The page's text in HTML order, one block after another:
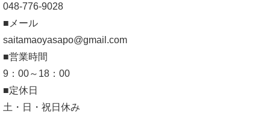
048-776-9028
■メール
saitamaoyasapo@gmail.com
■営業時間
9：00～18：00
■定休日
土・日・祝日休み